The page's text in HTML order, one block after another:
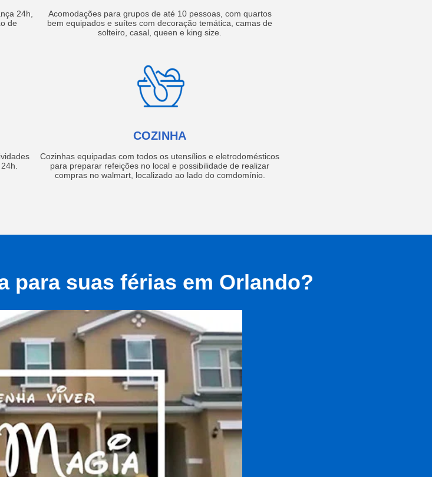
24h,
de
Acomodações para grupos de até 10 pessoas, com quartos
bem equipados e suítes com decoração temática, camas de
solteiro, casal, queen e king size.
COZINHA
Cozinhas equipadas com todos os utensílios e eletrodomésticos
para preparar refeições no local e possibilidade de realizar
compras no walmart, localizado ao lado do comdomínio.
para suas férias em Orlando?